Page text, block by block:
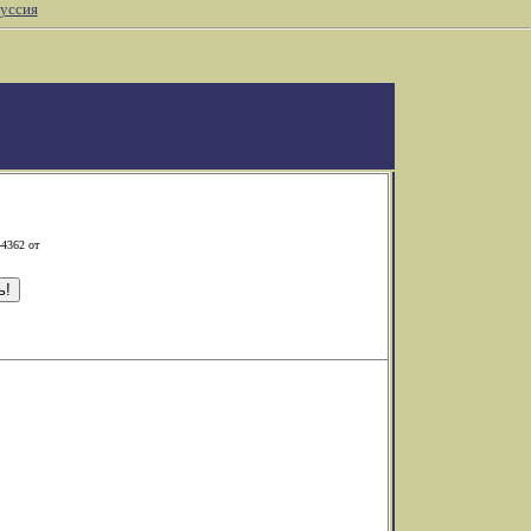
от